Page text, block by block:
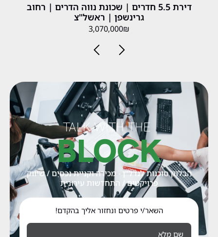
דירת 5.5 חדרים | שכונת נווה הדרים | רחוב
גרינשפן | ראשל"צ
3,070,000₪
TALK WITH THE
BLOCK
הבלוק סוכנות לנדל"ן - מכירה וקניית נכסים / שיווק
פרויקטים / התחדשות עירונית
השאר/י פרטים ונחזור אליך בהקדם!